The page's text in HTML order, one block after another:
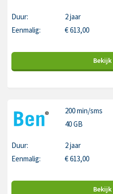
Duur:
2 jaar
Eenmalig:
€613,00
Bekijk
200 min/sms
40 GB
Duur:
2 jaar
Eenmalig:
€613,00
Bekijk